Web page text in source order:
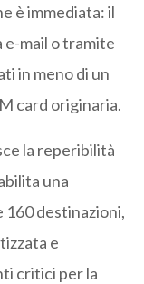
è immediata: il
e-mail o tramite
in meno di un
card originaria.
la reperibilità
una
destinazioni,
e
critici per la